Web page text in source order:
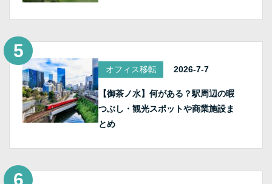
オフィス移転 2026-7-7
【御茶ノ水】何がある？駅周辺の暇
つぶし・観光スポットや商業施設ま
とめ